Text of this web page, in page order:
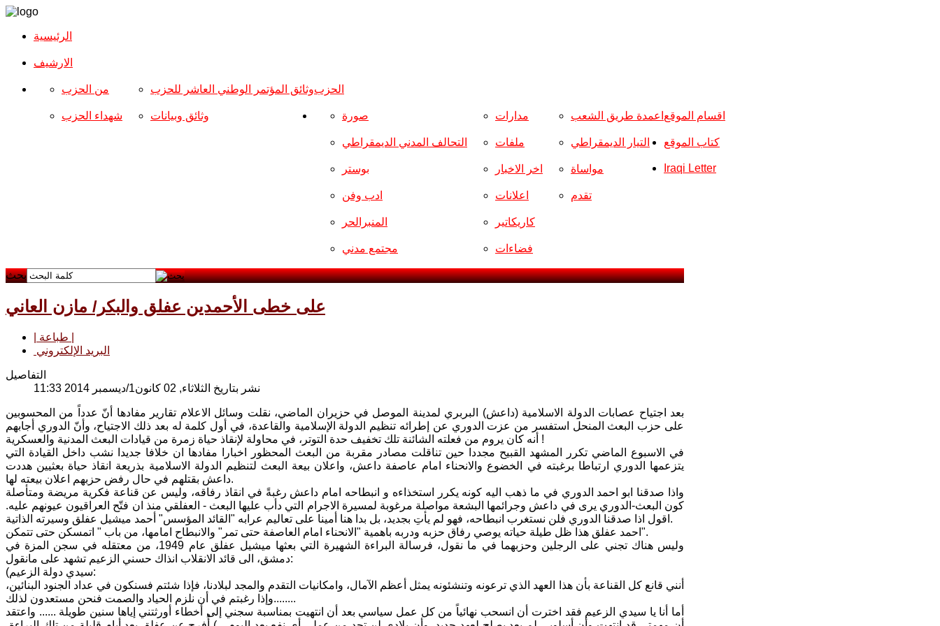
الرئيسية
الارشیف
الحزب من الحزب
شهداء الحزب
وثائق المؤتمر الوطني العاشر للحزب
وثائق وبيانات اقسام الموقع صورة
التحالف المدني الديمقراطي
بوستر
ادب وفن
المنبرالحر
مجتمع مدني
مدارات
ملفات
اخر الاخبار
اعلانات
كاريكاتير
فضاءات
اعمدة طريق الشعب
التيار الديمقراطي
مواساة
تقدم
كتاب الموقع
Iraqi Letter
بحث
على خطى الأحمدين عفلق والبكر/ مازن العاني
البريد الإلكتروني
التفاصيل
نشر بتاريخ الثلاثاء, 02 كانون1/ديسمبر 2014 11:33
بعد اجتياح عصابات الدولة الاسلامية (داعش) البربري لمدينة الموصل في حزيران الماضي، نقلت وسائل الاعلام تقارير مفادها أنّ عدداً من المحسوبين
على حزب البعث المنحل استفسر من عزت الدوري عن إطرائه تنظيم الدولة الإسلامية والقاعدة، في أول كلمة له بعد ذلك الاجتياح، وأنّ الدوري أجابهم
أنه كان يروم من فعلته الشائنة تلك تخفيف حدة التوتر، في محاولة لإنقاذ حياة زمرة من قيادات البعث المدنية والعسكرية !
في الاسبوع الماضي تكرر المشهد القبيح مجددا حين تناقلت مصادر مقربة من البعث المحظور اخبارا مفادها ان خلافا جديدا نشب داخل القيادة التي
يتزعمها الدوري ارتباطا برغبته في الخضوع والانحناء امام عاصفة داعش، واعلان بيعة البعث لتنظيم الدولة الاسلامية بذريعة انقاذ حياة بعثيين هددت
داعش بقتلهم في حال رفض حزبهم اعلان بيعته لها.
واذا صدقنا ابو احمد الدوري في ما ذهب اليه كونه يكرر استخذاءه و انبطاحه امام داعش رغبةً في انقاذ رفاقه، وليس عن قناعة فكرية مريضة ومتأصلة
كون البعث-الدوري يرى في داعش وجرائمها البشعة مواصلة مرغوبة لمسيرة الاجرام التي دأب عليها البعث - العفلقي منذ ان فتّح العراقيون عيونهم عليه.
اقول اذا صدقنا الدوري فلن نستغرب انبطاحه، فهو لم يأتِ بجديد، بل بدا هنا أمينا على تعاليم عرابه "القائد المؤسس" أحمد ميشيل عفلق وسيرته الذاتية.
احمد عفلق هذا ظل طيلة حياته يوصي رفاق حزبه ودربه باهمية "الانحناء امام العاصفة حتى تمر" والانبطاح امامها، من باب " اتمسكن حتى تتمكن".
وليس هناك تجني على الرجلين وحزبهما في ما نقول، فرسالة البراءة الشهيرة التي بعثها ميشيل عفلق عام 1949، من معتقله في سجن المزة في
دمشق، الى قائد الانقلاب انذاك حسني الزعيم تشهد على مانقول:
(سيدي دولة الزعيم:
أنني قانع كل القناعة بأن هذا العهد الذي ترعونه وتنشئونه يمثل أعظم الآمال، وامكانيات التقدم والمجد لبلادنا، فإذا شئتم فسنكون في عداد الجنود البنائين،
وإذا رغبتم في أن نلزم الحياد والصمت فنحن مستعدون لذلك........
أما أنا يا سيدي الزعيم فقد اخترت أن انسحب نهائياً من كل عمل سياسي بعد أن انتهيت بمناسبة سجني إلى أخطاء أورثتني إياها سنين طويلة ...... واعتقد